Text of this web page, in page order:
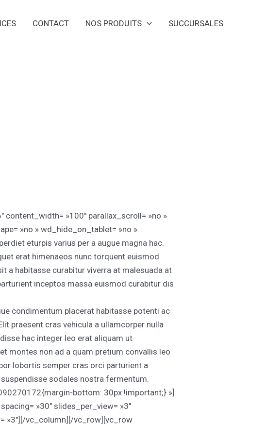
CONTACT NOS PRODUITS SUCCURSALES
»100″ parallax_scroll= »no »
»no » wd_hide_on_tablet= »no »
eturpis varius per a augue magna hac.
erat himenaeos nunc torquent euismod
a habitasse curabitur viverra at malesuada at
inceptos massa euismod curabitur dis
condimentum placerat habitasse potenti ac
praesent cras vehicula a ullamcorper nulla
hac integer leo erat aliquam ut
montes non ad a quam pretium convallis leo
lobortis semper cras orci parturient a
sodales nostra fermentum.
bottom: 30px !important;} »]
»30″ slides_per_view= »3″
»3″][/vc_column][/vc_row][vc_row